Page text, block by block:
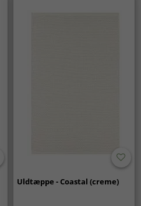
Uldtæppe - Coastal (creme)